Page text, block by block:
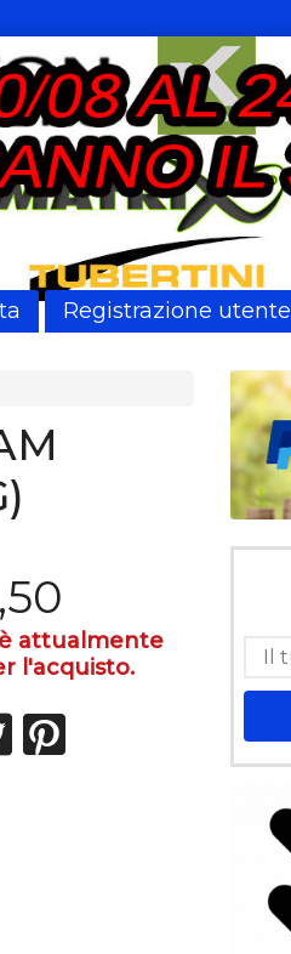
Registrazione utente
,50
attualmente
l'acquisto.